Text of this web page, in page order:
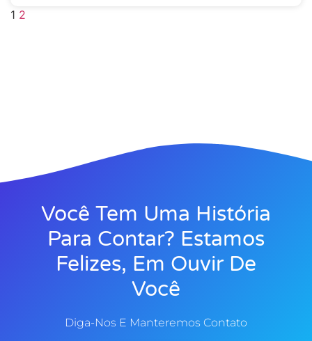
1 2
Você Tem Uma História
Para Contar? Estamos
Felizes, Em Ouvir De
Você
Diga-Nos E Manteremos Contato